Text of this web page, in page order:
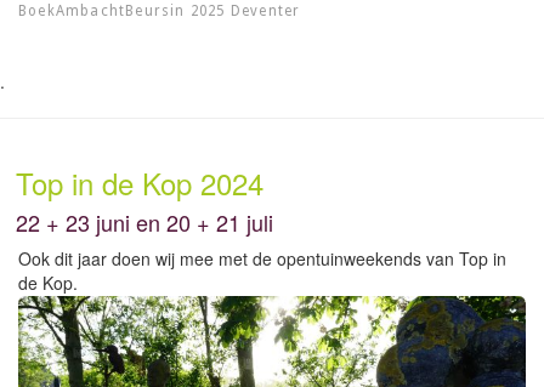
BoekAmbachtBeursin 2025 Deventer
.
Top in de Kop 2024
22 + 23 juni en 20 + 21 juli
Ook dit jaar doen wij mee met de opentuinweekends van Top in
de Kop.